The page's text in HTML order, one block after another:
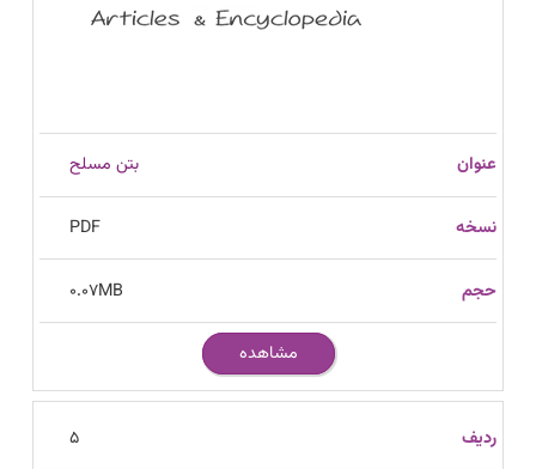
بتن مسلح
PDF
0.07MB
مشاهده
5